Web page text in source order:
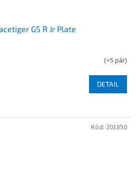
GS R Jr Plate
(>5 pár)
DETAIL
Kód: 201850